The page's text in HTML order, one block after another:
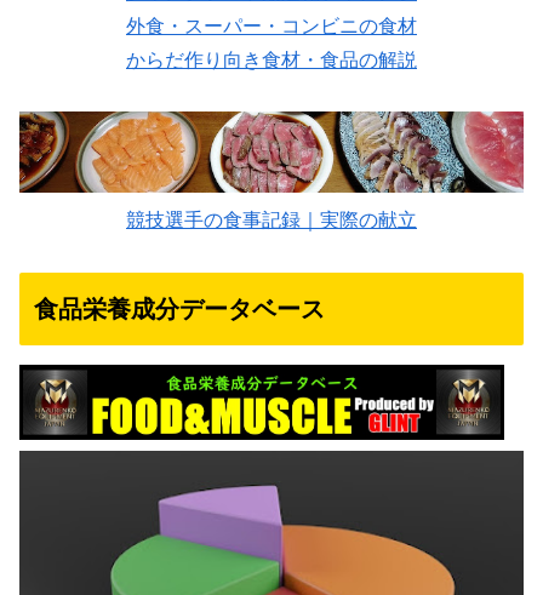
外食・スーパー・コンビニの食材
からだ作り向き食材・食品の解説
競技選手の食事記録｜実際の献立
食品栄養成分データベース